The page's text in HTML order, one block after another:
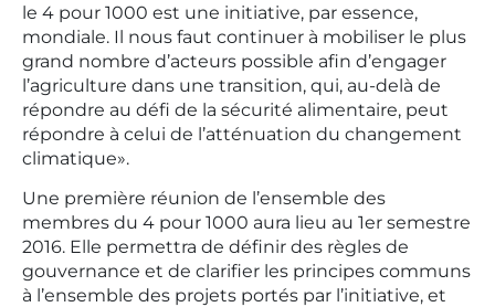
le 4 pour 1000 est une initiative, par essence,
mondiale. Il nous faut continuer à mobiliser le plus
grand nombre d’acteurs possible afin d’engager
l’agriculture dans une transition, qui, au-delà de
répondre au défi de la sécurité alimentaire, peut
répondre à celui de l’atténuation du changement
climatique».
Une première réunion de l’ensemble des
membres du 4 pour 1000 aura lieu au 1er semestre
2016. Elle permettra de définir des règles de
gouvernance et de clarifier les principes communs
à l’ensemble des projets portés par l’initiative, et